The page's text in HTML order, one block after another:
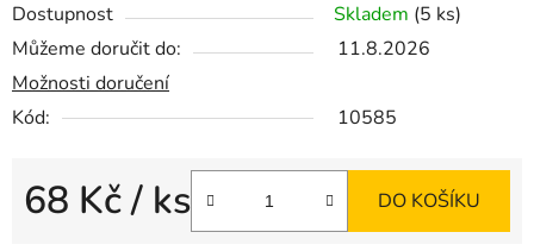
Dostupnost Skladem (5 ks)
Můžeme doručit do:
11.8.2026
Možnosti doručení
Kód:
10585
68 Kč/ ks DO KOŠÍKU